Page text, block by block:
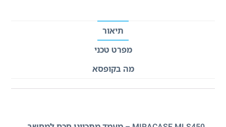
תיאור
מפרט טכני
מה בקופסא